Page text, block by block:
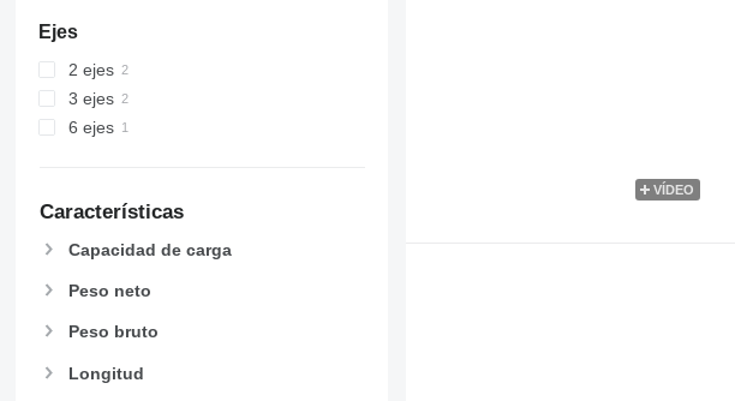
Ejes
2 ejes
3 ejes
6 ejes
Características
Capacidad de carga
Peso neto
Peso bruto
Longitud
VÍDEO